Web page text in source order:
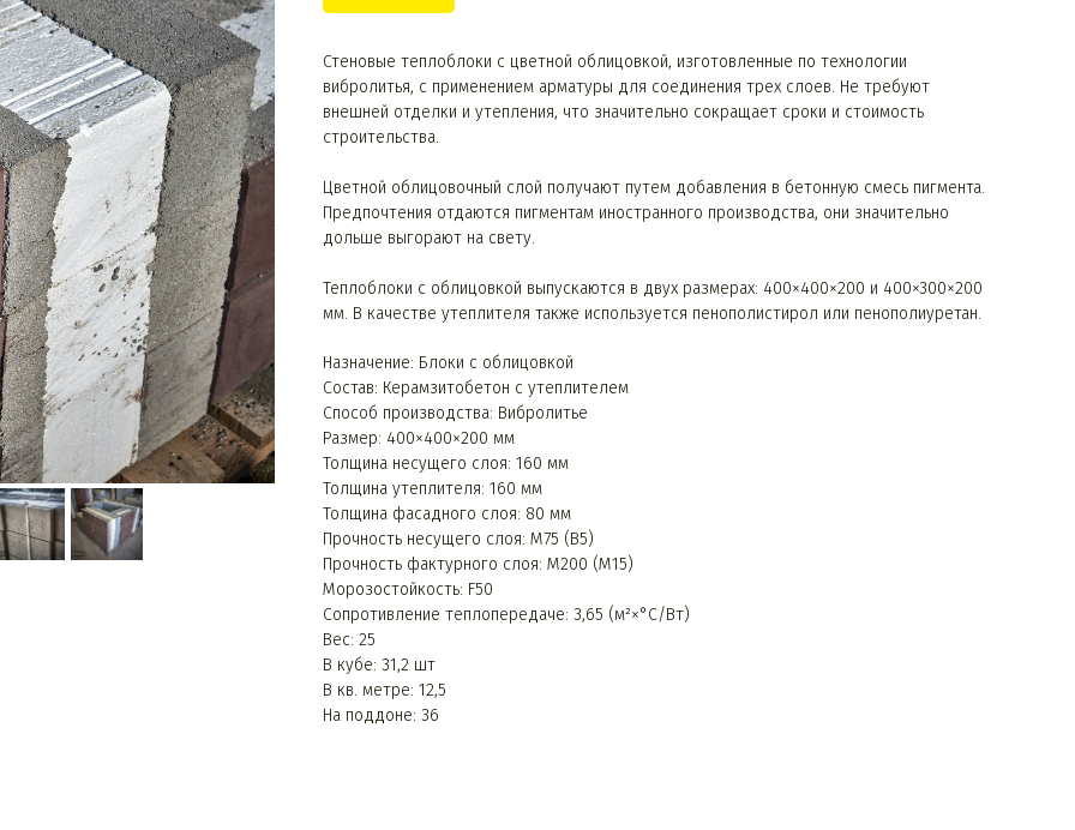
Стеновые теплоблоки с цветной облицовкой, изготовленные по технологии
вибролитья, с применением арматуры для соединения трех слоев. Не требуют
внешней отделки и утепления, что значительно сокращает сроки и стоимость
строительства.
Цветной облицовочный слой получают путем добавления в бетонную смесь пигмента.
Предпочтения отдаются пигментам иностранного производства, они значительно
дольше выгорают на свету.
Теплоблоки с облицовкой выпускаются в двух размерах: 400×400×200 и 400×300×200
мм. В качестве утеплителя также используется пенополистирол или пенополиуретан.
Назначение: Блоки с облицовкой
Состав: Керамзитобетон с утеплителем
Способ производства: Вибролитье
Размер: 400×400×200 мм
Толщина несущего слоя: 160 мм
Толщина утеплителя: 160 мм
Толщина фасадного слоя: 80 мм
Прочность несущего слоя: М75 (B5)
Прочность фактурного слоя: М200 (М15)
Морозостойкость: F50
Сопротивление теплопередаче: 3,65 (м²×°C/Вт)
Вес: 25
В кубе: 31,2 шт
В кв. метре: 12,5
На поддоне: 36